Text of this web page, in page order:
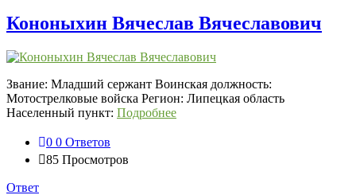
Кононыхин Вячеслав Вячеславович
Звание: Младший сержант Воинская должность:
Мотострелковые войска Регион: Липецкая область
Населенный пункт: Подробнее
0 0 Ответов
85 Просмотров
Ответ